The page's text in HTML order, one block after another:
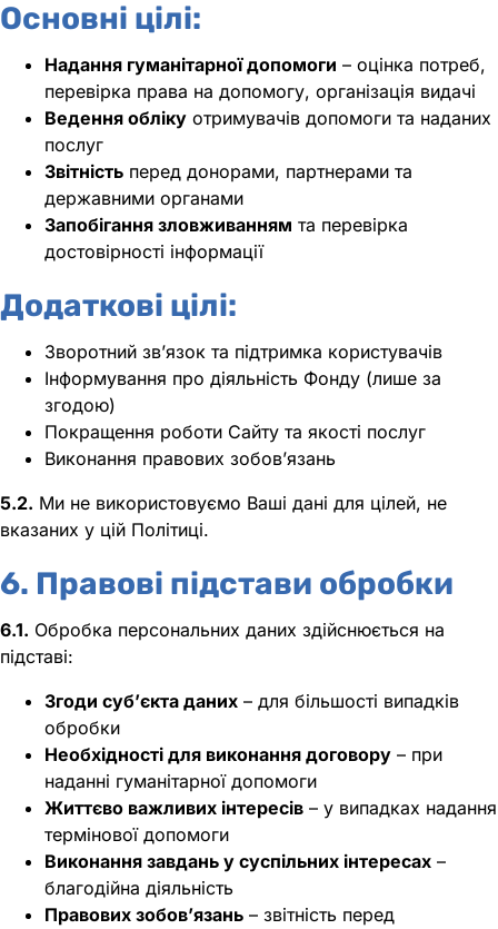
Основні цілі:
Надання гуманітарної допомоги – оцінка потреб,
перевірка права на допомогу, організація видачі
Ведення обліку отримувачів допомоги та наданих
послуг
Звітність перед донорами, партнерами та
державними органами
Запобігання зловживанням та перевірка
достовірності інформації
Додаткові цілі:
Зворотний зв’язок та підтримка користувачів
Інформування про діяльність Фонду (лише за
згодою)
Покращення роботи Сайту та якості послуг
Виконання правових зобов’язань
5.2. Ми не використовуємо Ваші дані для цілей, не
вказаних у цій Політиці.
6. Правові підстави обробки
6.1. Обробка персональних даних здійснюється на
підставі:
Згоди суб’єкта даних – для більшості випадків
обробки
Необхідності для виконання договору – при
наданні гуманітарної допомоги
Життєво важливих інтересів – у випадках надання
термінової допомоги
Виконання завдань у суспільних інтересах –
благодійна діяльність
Правових зобов’язань – звітність перед